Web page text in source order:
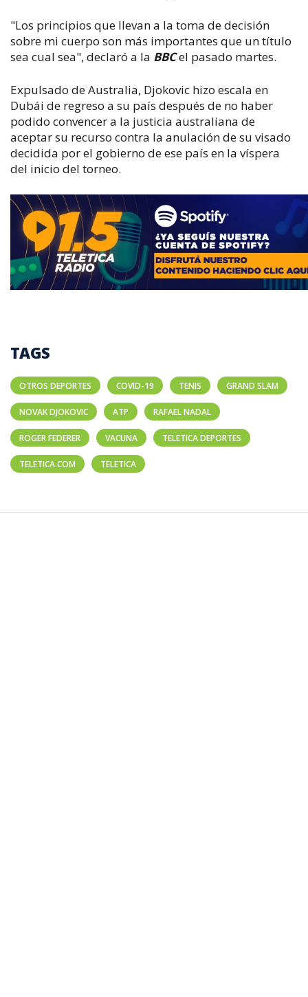
"Los principios que llevan a la toma de decisión
sobre mi cuerpo son más importantes que un título
sea cual sea", declaró a la BBCel pasado martes.
Expulsado de Australia, Djokovic hizo escala en
Dubái de regreso a su país después de no haber
podido convencer a la justicia australiana de
aceptar su recurso contra la anulación de su visado
decidida por el gobierno de ese país en la víspera
del inicio del torneo.
TAGS
OTROS DEPORTES COVID-19 TENIS GRAND SLAM
NOVAK DJOKOVIC ATP RAFAEL NADAL
ROGER FEDERER VACUNA TELETICA DEPORTES
TELETICA.COM TELETICA